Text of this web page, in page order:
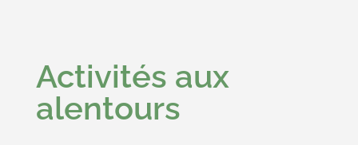
Activités aux
alentours